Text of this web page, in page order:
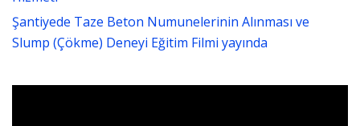
Şantiyede Taze Beton Numunelerinin Alınması ve
Slump (Çökme) Deneyi Eğitim Filmi yayında